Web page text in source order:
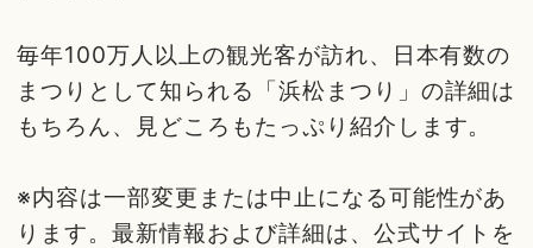
毎年100万人以上の観光客が訪れ、日本有数の
まつりとして知られる「浜松まつり」の詳細は
もちろん、見どころもたっぷり紹介します。
※内容は一部変更または中止になる可能性があ
ります。最新情報および詳細は、公式サイトを